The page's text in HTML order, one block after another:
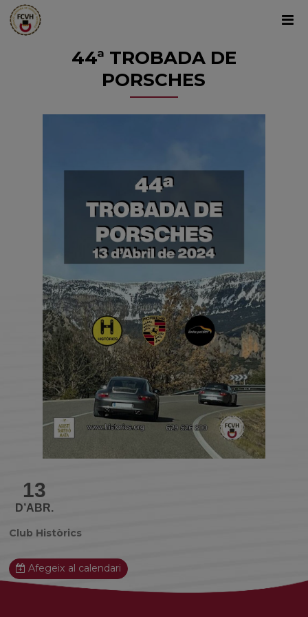
44ª TROBADA DE
PORSCHES
13
D’ABR.
Club Històrics
Afegeix al calendari